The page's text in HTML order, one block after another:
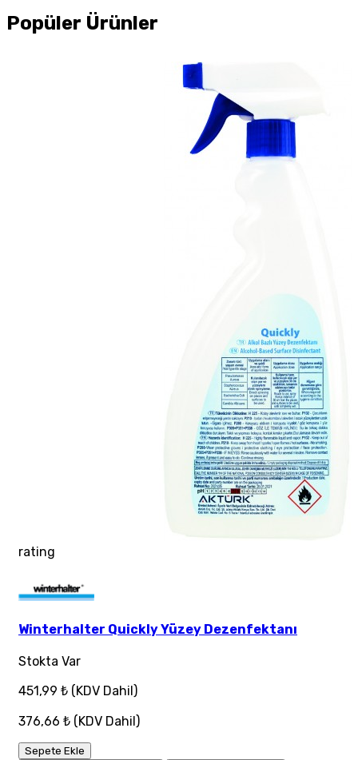
Popüler Ürünler
rating
Winterhalter Quickly Yüzey Dezenfektanı
Stokta Var
451,99 ₺ (KDV Dahil)
376,66 ₺ (KDV Dahil)
Sepete Ekle